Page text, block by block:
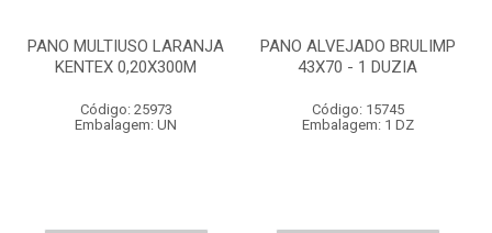
PANO MULTIUSO LARANJA
KENTEX 0,20X300M
Código: 25973
Embalagem: UN
PANO ALVEJADO BRULIMP
43X70 - 1 DUZIA
Código: 15745
Embalagem: 1 DZ